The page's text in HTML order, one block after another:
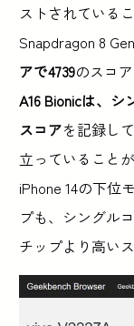
ストされている
Snapdragon 8 Gen
アで4739のスコ
A16 Bionicは、シ
スコアを記録し
立っていること
iPhone 14の下位
プも、シングル
チップより高い